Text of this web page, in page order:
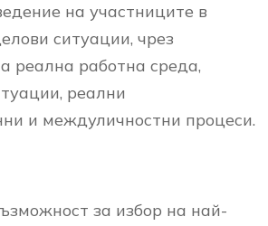
на участниците в
ситуации, чрез
реална работна среда,
реални
и междуличностни процеси.
за избор на най-